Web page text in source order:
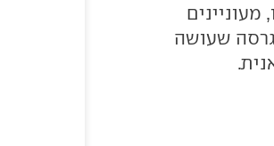
גרסה שעושה